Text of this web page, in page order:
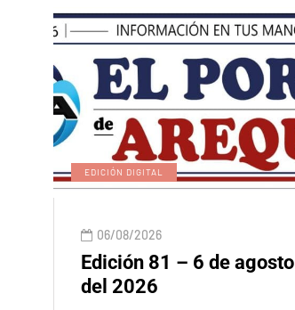
EDICIÓN DIGITAL
06/08/2026
Edición 81 – 6 de agosto
del 2026